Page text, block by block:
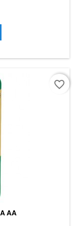
AA
favorite_border